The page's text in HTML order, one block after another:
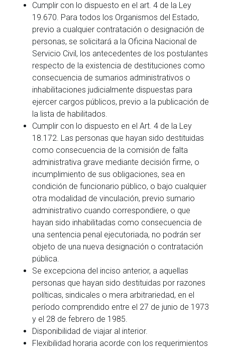
Cumplir con lo dispuesto en el art. 4 de la Ley
19.670. Para todos los Organismos del Estado,
previo a cualquier contratación o designación de
personas, se solicitará a la Oficina Nacional de
Servicio Civil, los antecedentes de los postulantes
respecto de la existencia de destituciones como
consecuencia de sumarios administrativos o
inhabilitaciones judicialmente dispuestas para
ejercer cargos públicos, previo a la publicación de
la lista de habilitados.
Cumplir con lo dispuesto en el Art. 4 de la Ley
18.172. Las personas que hayan sido destituidas
como consecuencia de la comisión de falta
administrativa grave mediante decisión firme, o
incumplimiento de sus obligaciones, sea en
condición de funcionario público, o bajo cualquier
otra modalidad de vinculación, previo sumario
administrativo cuando correspondiere, o que
hayan sido inhabilitadas como consecuencia de
una sentencia penal ejecutoriada, no podrán ser
objeto de una nueva designación o contratación
pública.
Se excepciona del inciso anterior, a aquellas
personas que hayan sido destituidas por razones
políticas, sindicales o mera arbitrariedad, en el
período comprendido entre el 27 de junio de 1973
y el 28 de febrero de 1985.
Disponibilidad de viajar al interior.
Flexibilidad horaria acorde con los requerimientos